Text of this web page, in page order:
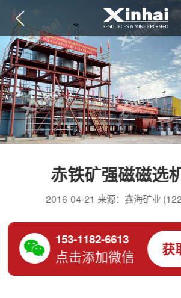
赤铁矿强磁磁选
2016-04-21 来源：鑫海矿业
153-1182-6613
点击添加微信 获